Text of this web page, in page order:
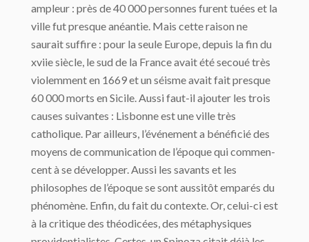
ampleur : près de 40 000 per­sonnes furent tuées et la
ville fut presque anéantie. Mais cette raison ne
saurait suffire : pour la seule Europe, depuis la fin du
xviie siècle, le sud de la France avait été secoué très
violemment en 1669 et un séisme avait fait presque
60 000 morts en Sicile. Aussi faut-il ajouter les trois
causes suivantes : Lisbonne est une ville très
catholique. Par ail­leurs, l’événement a bénéficié des
moyens de communication de l’époque qui commen­
cent à se développer. Aussi les savants et les
philosophes de l’époque se sont aussitôt emparés du
phénomène. Enfin, du fait du contexte. Or, celui-ci est
à la critique des théo­dicées, des métaphysiques